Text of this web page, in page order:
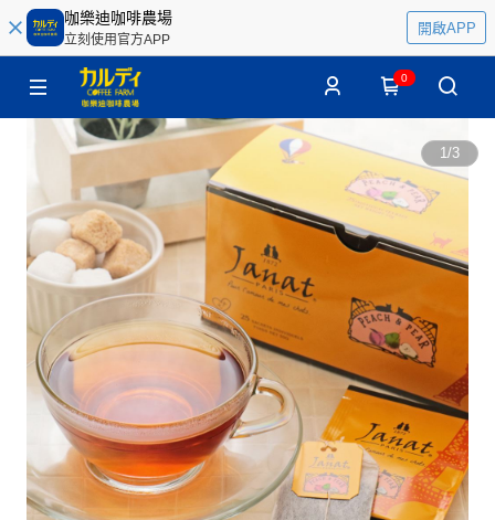
咖樂迪咖啡農場
立刻使用官方APP
開啟APP
0
1/3